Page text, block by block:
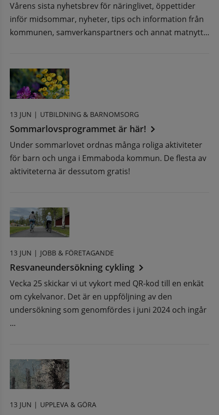
Vårens sista nyhetsbrev för näringlivet, öppettider
inför midsommar, nyheter, tips och information från
kommunen, samverkanspartners och annat matnytt...
13 JUN | UTBILDNING & BARNOMSORG
Sommarlovsprogrammet är här!
Under sommarlovet ordnas många roliga aktiviteter
för barn och unga i Emmaboda kommun. De flesta av
aktiviteterna är dessutom gratis!
13 JUN | JOBB & FÖRETAGANDE
Resvaneundersökning cykling
Vecka 25 skickar vi ut vykort med QR-kod till en enkät
om cykelvanor. Det är en uppföljning av den
undersökning som genomfördes i juni 2024 och ingår
...
13 JUN | UPPLEVA & GÖRA